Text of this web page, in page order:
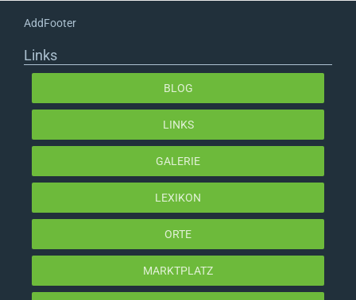
AddFooter
Links
BLOG
LINKS
GALERIE
LEXIKON
ORTE
MARKTPLATZ